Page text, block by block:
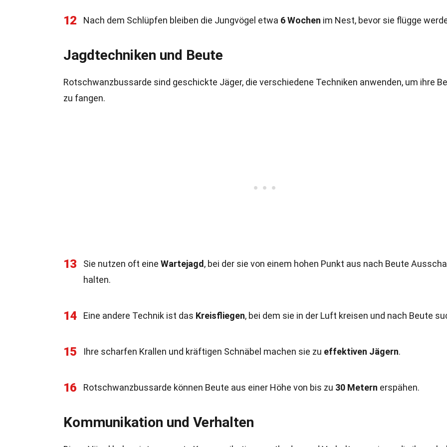
12 Nach dem Schlüpfen bleiben die Jungvögel etwa 6 Wochen im Nest, bevor sie flügge
Jagdtechniken und Beute
Rotschwanzbussarde sind geschickte Jäger, die verschiedene Techniken anwenden, um ihre
zu fangen.
13 Sie nutzen oft eine Wartejagd , bei der sie von einem hohen Punkt aus nach Beute
halten.
14 Eine andere Technik ist das Kreisfliegen, bei dem sie in der Luft kreisen und nach Beute
15 Ihre scharfen Krallen und kräftigen Schnäbel machen sie zu effektiven Jägern.
16 Rotschwanzbussarde können Beute aus einer Höhe von bis zu 30 Metern erspähen.
Kommunikation und Verhalten